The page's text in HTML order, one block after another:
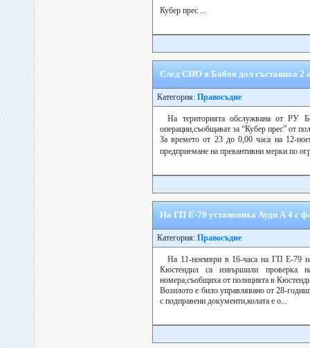
Кубер прес ...
След СПО в Бобов дол съставиха 2
Категория: Правосъдие
На територията обслужвана от РУ
операции,съобщават за “Кубер прес” от
За времето от 23 до 0,00 часа на 12-
предприемане на превантивни мерки по
На ГП Е-79 установиха Ауди А 4 с
Категория: Правосъдие
На 11-ноември в 16-часа на ГП Е-79
Кюстендил са извършили
номера,съобщиха от полицията в
Возилото е било управлявано от 28-
с подправени документи,колата е о...